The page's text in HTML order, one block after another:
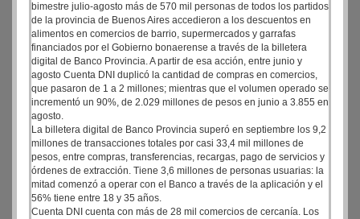
bimestre julio-agosto más de 570 mil personas de todos los partidos
de la provincia de Buenos Aires accedieron a los descuentos en
alimentos en comercios de barrio, supermercados y garrafas
financiados por el Gobierno bonaerense a través de la billetera
digital de Banco Provincia. A partir de esa acción, entre junio y
agosto Cuenta DNI duplicó la cantidad de compras en comercios,
que pasaron de 1 a 2 millones; mientras que el volumen operado se
incrementó un 90%, de 2.029 millones de pesos en junio a 3.855 en
agosto.
La billetera digital de Banco Provincia superó en septiembre los 9,2
millones de transacciones totales por casi 33,4 mil millones de
pesos, entre compras, transferencias, recargas, pago de servicios y
órdenes de extracción. Tiene 3,6 millones de personas usuarias: la
mitad comenzó a operar con el Banco a través de la aplicación y el
56% tiene entre 18 y 35 años.
Cuenta DNI cuenta con más de 28 mil comercios de cercanía. Los